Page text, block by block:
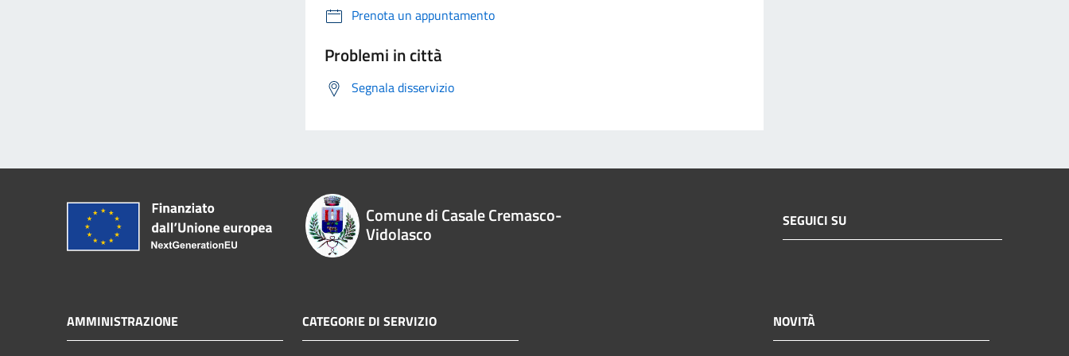
Prenota un appuntamento
Problemi in città
Segnala disservizio
Comune di Casale Cremasco-
Vidolasco
SEGUICI SU
AMMINISTRAZIONE CATEGORIE DI SERVIZIO NOVITÀ